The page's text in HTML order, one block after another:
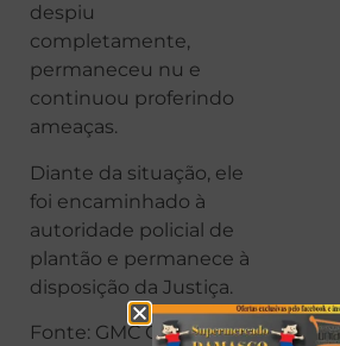
despiu
completamente,
permaneceu nu e
continuou proferindo
ameaças.
Diante da situação, ele
foi encaminhado à
autoridade policial de
plantão e permanece à
disposição da Justiça.
Fonte: GMC Online